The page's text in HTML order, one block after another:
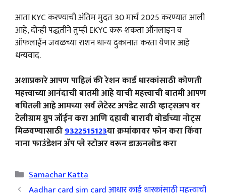
आता KYC करण्याची अंतिम मुदत 30 मार्च 2025 करण्यात आली
आहे, दोन्ही पद्धतीने तुम्ही EKYC करू शकता ऑनलाइन व
ऑफलाईन जवळच्या राशन धान्य दुकानात करता येणार आहे
धन्यवाद.
अशाप्रकारे आपण पाहिलं की रेशन कार्ड धारकांसाठी कोणती
महत्त्वाच्या आनंदाची बातमी आहे याची महत्त्वाची बातमी आपण
बघितली आहे आमच्या सर्व लेटेस्ट अपडेट साठी व्हाट्सअप वर
टेलीग्राम ग्रुप जॉईन करा आणि दहावी बारावी बोर्डाच्या नोट्स
मिळवण्यासाठी9322515123या क्रमांकावर फोन करा किंवा
नाना फाउंडेशन ॲप प्ले स्टोअर वरून डाऊनलोड करा
Categories
Samachar Katta
Aadhar card sim card आधार कार्ड धारकांसाठी महत्त्वाची